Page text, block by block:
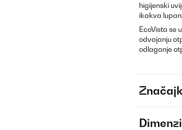
higijenski
ikakva
EcoVista se
odvajanju
odlaganje